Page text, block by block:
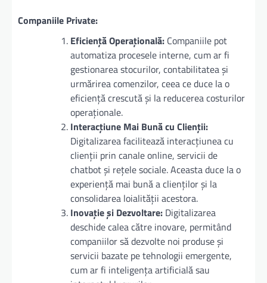
Companiile Private:
Eficiență Operațională: Companiile pot
automatiza procesele interne, cum ar fi
gestionarea stocurilor, contabilitatea și
urmărirea comenzilor, ceea ce duce la o
eficiență crescută și la reducerea costurilor
operaționale.
Interacțiune Mai Bună cu Clienții:
Digitalizarea facilitează interacțiunea cu
clienții prin canale online, servicii de
chatbot și rețele sociale. Aceasta duce la o
experiență mai bună a clienților și la
consolidarea loialității acestora.
Inovație și Dezvoltare: Digitalizarea
deschide calea către inovare, permitând
companiilor să dezvolte noi produse și
servicii bazate pe tehnologii emergente,
cum ar fi inteligența artificială sau